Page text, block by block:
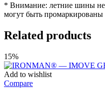
* Внимание: летние шины не
могут быть промаркированы
Related products
15%
Add to wishlist
Compare